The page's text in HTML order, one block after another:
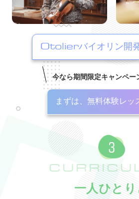
Otolierバイオリン開
今なら期間限定キャンペー
まずは、無料体験レッ
一人ひとり